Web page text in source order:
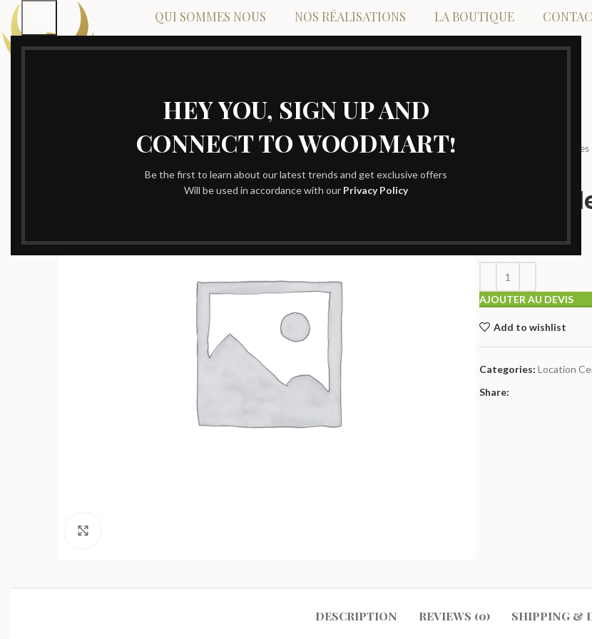
HEY YOU, SIGN UP AND
CONNECT TO WOODMART!
Be the first to learn about our latest trends and get exclusive offers
Will be used in accordance with our Privacy Policy
QUI SOMMES NOUS NOS RÉALISATIONS LA BOUTIQUE
Location
Centre
AJOUTER AU DEVIS
Add to wishlist
Categories: Location
Share:
DESCRIPTION REVIEWS (0) SHIPPING &